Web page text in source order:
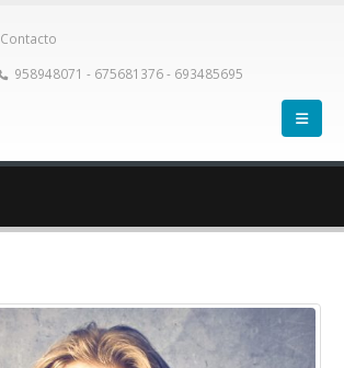
Contacto
958948071 - 675681376 - 693485695